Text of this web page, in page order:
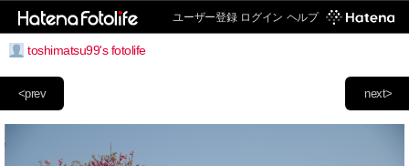
ユーザー登録 ログイン ヘルプ
toshimatsu99's fotolife
next>
<prev